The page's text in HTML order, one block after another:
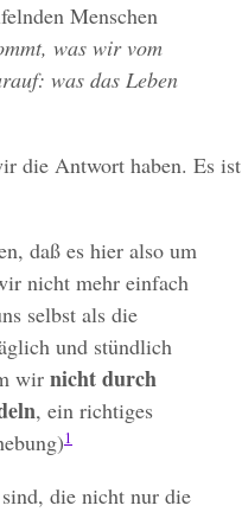
Menschen
was wir vom
was das Leben
die Antwort haben. Es ist
daß es hier also um
nicht mehr einfach
selbst als die
und stündlich
wir nicht durch
, ein richtiges
1
die nicht nur die